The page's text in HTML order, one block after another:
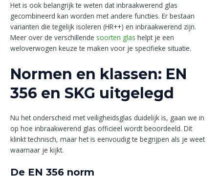
Het is ook belangrijk te weten dat inbraakwerend glas
gecombineerd kan worden met andere functies. Er bestaan
varianten die tegelijk isoleren (HR++) en inbraakwerend zijn.
Meer over de verschillende soorten glas helpt je een
weloverwogen keuze te maken voor je specifieke situatie.
Normen en klassen: EN
356 en SKG uitgelegd
Nu het onderscheid met veiligheidsglas duidelijk is, gaan we in
op hoe inbraakwerend glas officieel wordt beoordeeld. Dit
klinkt technisch, maar het is eenvoudig te begrijpen als je weet
waarnaar je kijkt.
De EN 356 norm